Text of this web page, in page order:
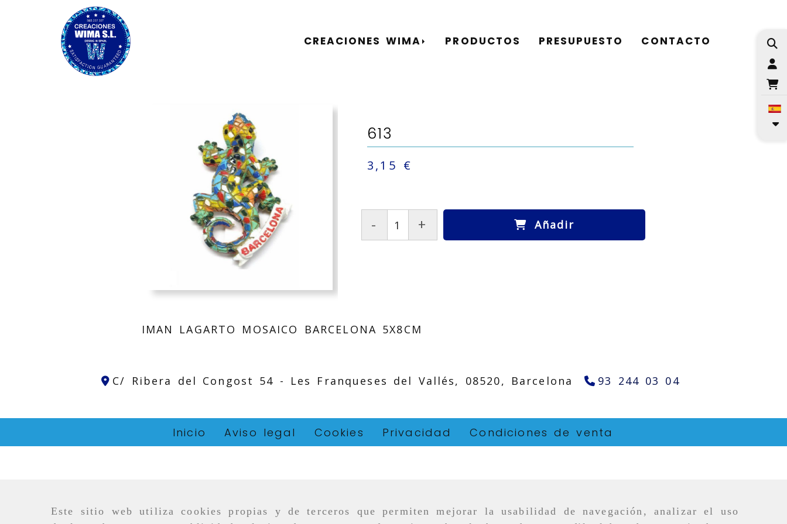
Este sitio web utiliza cookies propias y de terceros que permiten mejorar la usabilidad de navegación, analizar el uso
CREACIONES WIMA PRODUCTOS PRESUPUESTO CONTACTO
613
3,15 €
- + Añadir
IMAN LAGARTO MOSAICO BARCELONA 5X8CM
C/ Ribera del Congost 54 - Les Franqueses del Vallés, 08520, Barcelona 93 244 03 04
Inicio Aviso legal Cookies Privacidad Condiciones de venta